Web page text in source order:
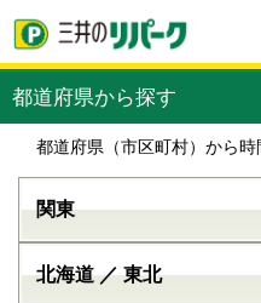
都道府県から探す
都道府県（市区町村）から時
関東
北海道 ／ 東北